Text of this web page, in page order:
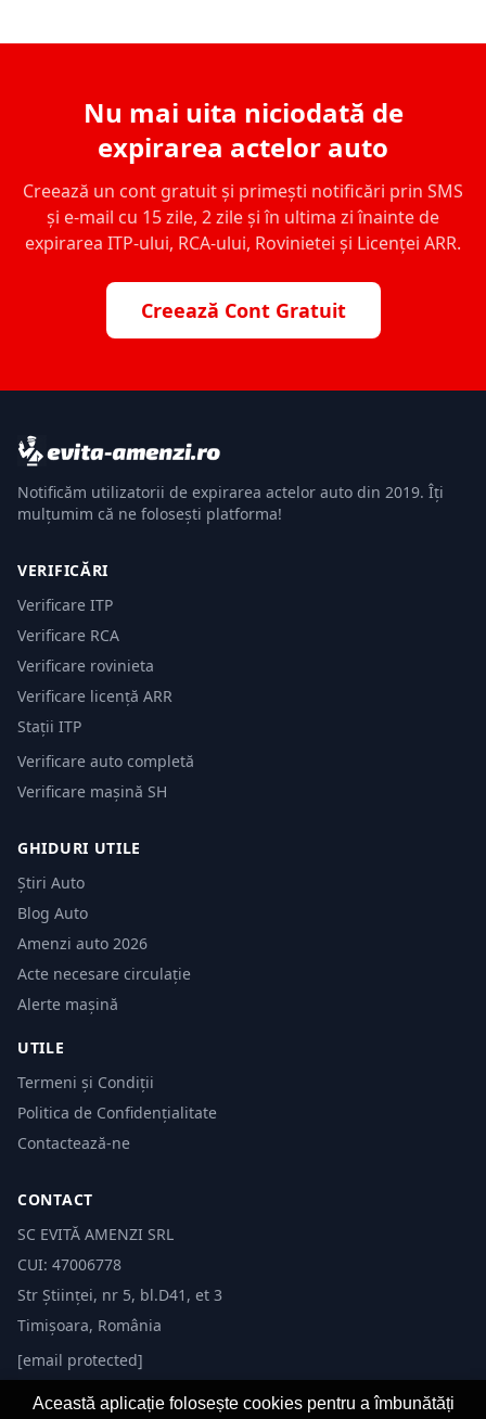
Nu mai uita niciodată de
expirarea actelor auto
Creează un cont gratuit și primești notificări prin SMS
și e-mail cu 15 zile, 2 zile și în ultima zi înainte de
expirarea ITP-ului, RCA-ului, Rovinietei și Licenței ARR.
Creează Cont Gratuit
Notificăm utilizatorii de expirarea actelor auto din 2019. Îți
mulțumim că ne folosești platforma!
VERIFICĂRI
Verificare ITP
Verificare RCA
Verificare rovinieta
Verificare licență ARR
Stații ITP
Verificare auto completă
Verificare mașină SH
GHIDURI UTILE
Știri Auto
Blog Auto
Amenzi auto 2026
Acte necesare circulație
Alerte mașină
UTILE
Termeni și Condiții
Politica de Confidențialitate
Contactează-ne
CONTACT
SC EVITĂ AMENZI SRL
CUI: 47006778
Str Științei, nr 5, bl.D41, et 3
Timișoara, România
[email protected]
Această aplicație folosește cookies pentru a îmbunătăți